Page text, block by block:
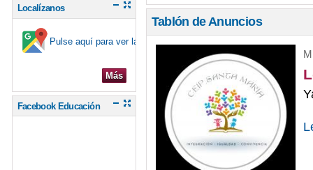
14/05/2025 YA
18/06/2025 FIESTA
20/02/2025
20/05/2025 KIT DE
21/02/2025 CENTRO
22/05/2025 XVIII
Localízanos
Pulse aquí para ver la ubicación en el mapa
Más
Facebook Educación
Tablón de Anuncios